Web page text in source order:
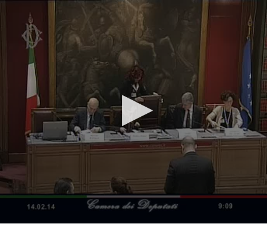
WebTV Camera dei Deputati
Vai al menu di navigazione
Contenuto
Fine contenuto
Vai al contenuto principale Vai al menu di navigazione